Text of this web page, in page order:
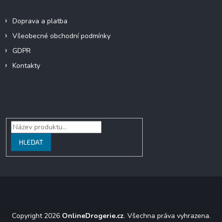
Doprava a platba
Všeobecné obchodní podmínky
GDPR
Kontakty
HLEDAT
Copyright 2026 OnlineDrogerie.cz. Všechna práva vyhrazena.